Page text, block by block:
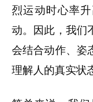
烈运动时心率
动。因此，我们
会结合动作、姿
理解人的真实状